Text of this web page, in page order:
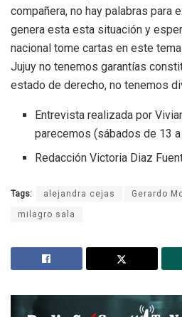
compañera, no hay palabras para
genera esta esta situación y
nacional tome cartas en este
Jujuy no tenemos garantías
estado de derecho, no tenemos
Entrevista realizada por
parecemos (sábados de 13
Redacción Victoria Diaz
Tags: alejandra cejas Gerardo
milagro sala